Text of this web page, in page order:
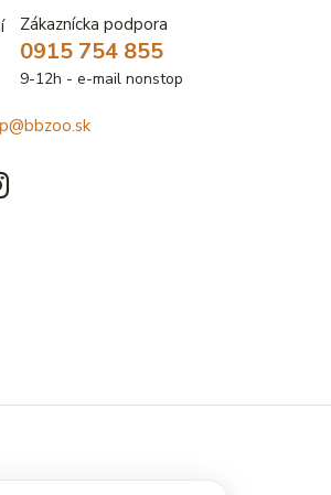
Zákaznícka podpora
0915 754 855
9-12h - e-mail nonstop